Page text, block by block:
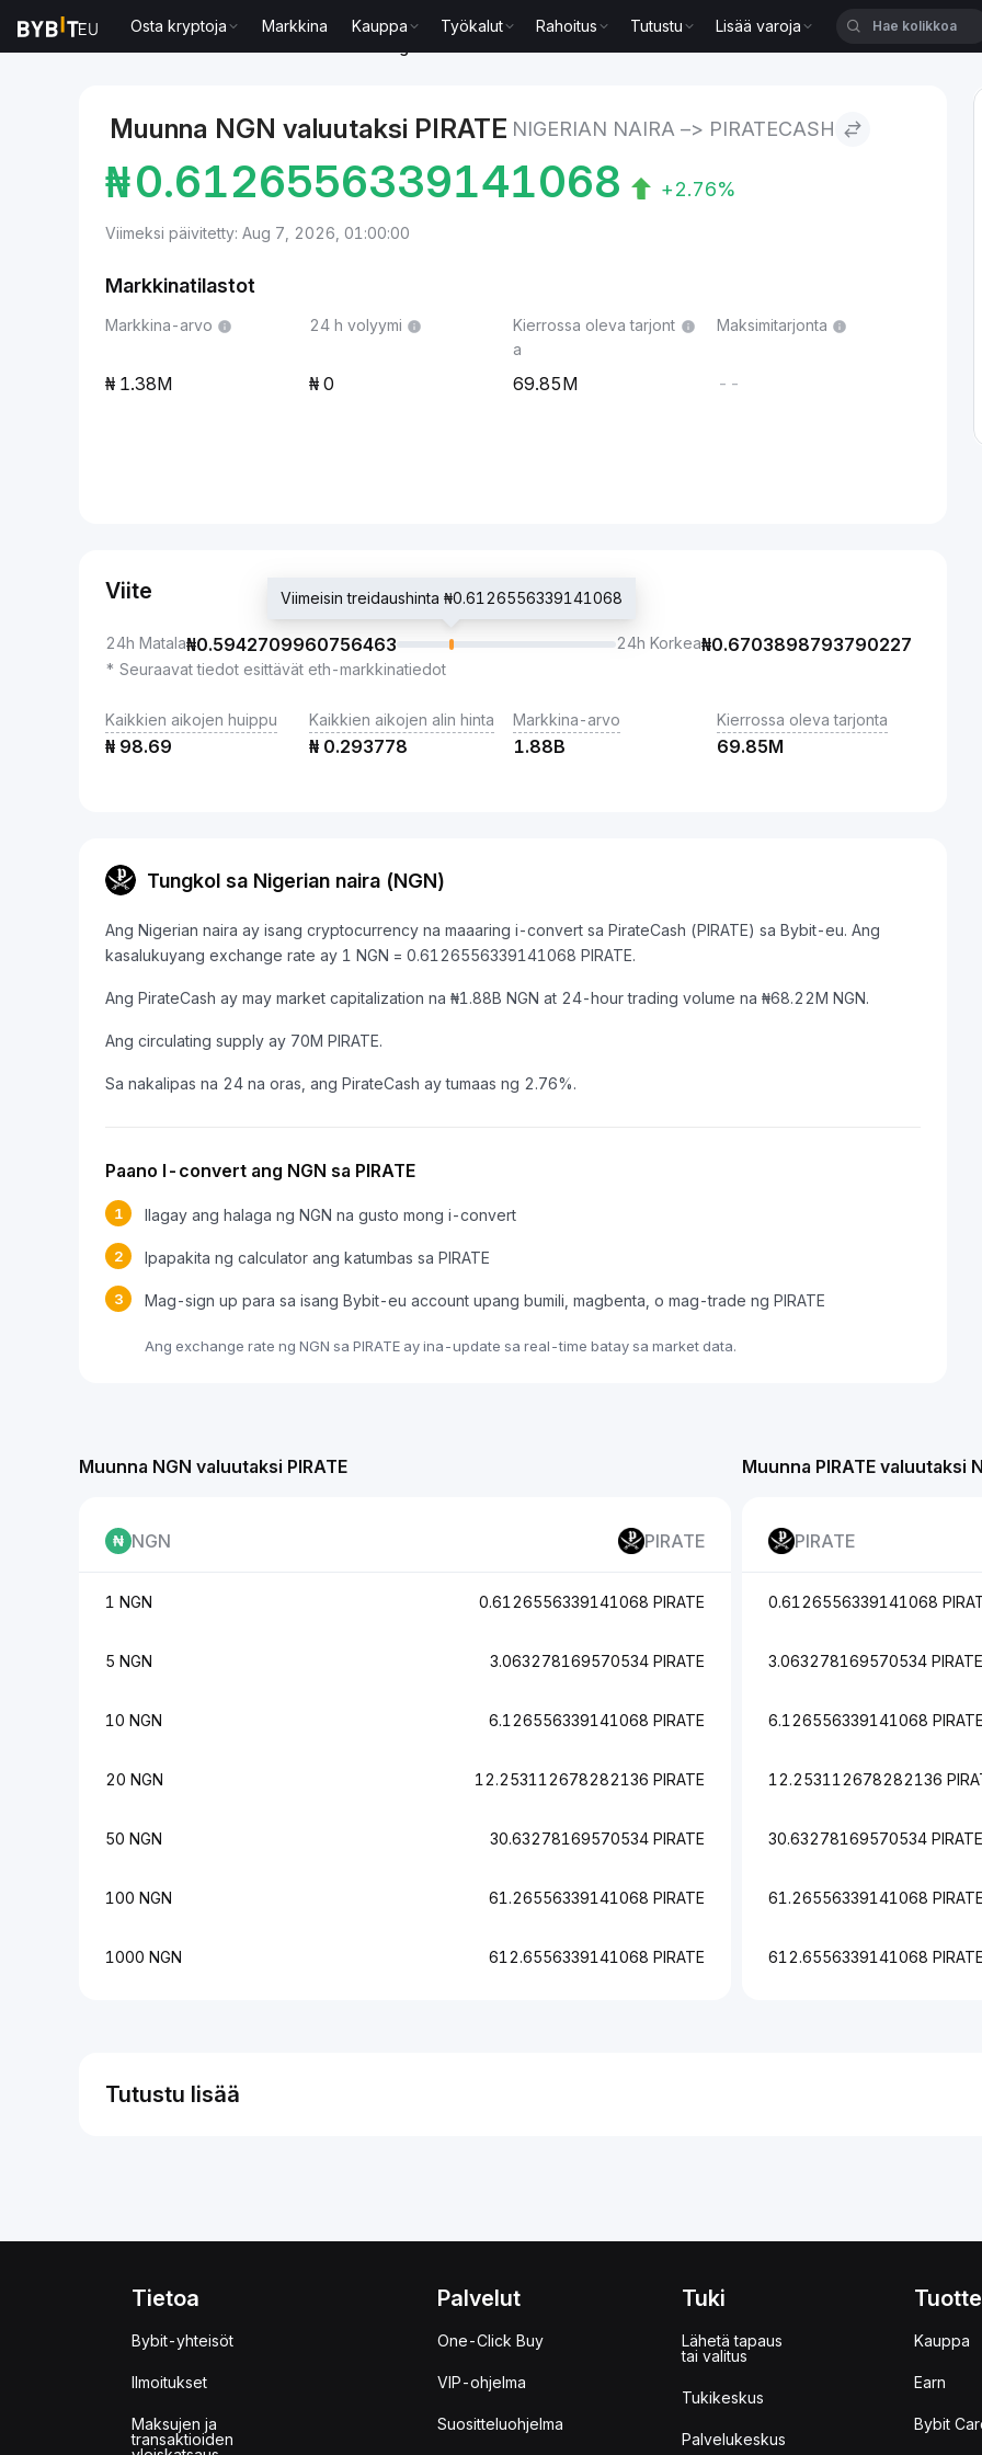
Osta kryptoja Markkina Kauppa Työkalut Rahoitus Tutustu
Lisää varoja
Muunna NGN valuutaksi PIRATE NIGERIAN NAIRA –> PIRATECASH
₦0.6126556339141068 +2.76%
Viimeksi päivitetty: Aug 7, 2026, 01:00:00
Markkinatilastot
Markkina-arvo
1.38M
24 h volyymi
0
Kierrossa oleva tarjont
a
69.85M
Maksimitarjonta
--
Viite
24h Matala₦0.5942709960756463
Viimeisin treidaushinta ₦0.6126556339141068
24h Korkea₦0.6703898793790227
* Seuraavat tiedot esittävät eth-markkinatiedot
Kaikkien aikojen huippu
₦ 98.69
Kaikkien aikojen alin hinta
₦ 0.293778
Markkina-arvo
1.88B
Kierrossa oleva tarjonta
69.85M
Tungkol sa Nigerian naira (NGN)
Ang Nigerian naira ay isang cryptocurrency na maaaring i-convert sa PirateCash (PIRATE) sa Bybit-eu. Ang
kasalukuyang exchange rate ay 1 NGN = 0.6126556339141068 PIRATE.
Ang PirateCash ay may market capitalization na ₦1.88B NGN at 24-hour trading volume na ₦68.22M NGN.
Ang circulating supply ay 70M PIRATE.
Sa nakalipas na 24 na oras, ang PirateCash ay tumaas ng 2.76%.
Paano I-convert ang NGN sa PIRATE
1 Ilagay ang halaga ng NGN na gusto mong i-convert
2 Ipapakita ng calculator ang katumbas sa PIRATE
3 Mag-sign up para sa isang Bybit-eu account upang bumili, magbenta, o mag-trade ng PIRATE
Ang exchange rate ng NGN sa PIRATE ay ina-update sa real-time batay sa market data.
Muunna PIRATE valuutaksi
PIRATE
0.6126556339141068
3.063278169570534 PIRATE
6.126556339141068
12.253112678282136
30.63278169570534 PIRATE
61.26556339141068
612.6556339141068
Muunna NGN valuutaksi PIRATE
NGN PIRATE
1 NGN 0.6126556339141068 PIRATE
5 NGN 3.063278169570534 PIRATE
10 NGN 6.126556339141068 PIRATE
20 NGN 12.253112678282136 PIRATE
50 NGN 30.63278169570534 PIRATE
100 NGN 61.26556339141068 PIRATE
1000 NGN 612.6556339141068 PIRATE
Tutustu lisää
Tietoa
Bybit-yhteisöt
Ilmoitukset
Maksujen ja
transaktioiden
Palvelut
One-Click Buy
VIP-ohjelma
Suositteluohjelma
Tuki
Lähetä tapaus
tai valitus
Tukikeskus
Palvelukeskus
Kauppa
Earn
Bybit